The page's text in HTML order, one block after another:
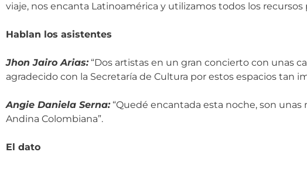
viaje, nos encanta Latinoamérica y utilizamos todos los recursos
Hablan los asistentes
Jhon Jairo Arias:“Dos artistas en un gran concierto con unas
agradecido con la Secretaría de Cultura por estos espacios tan
Angie Daniela Serna:“Quedé encantada esta noche, son
Andina Colombiana”.
El dato